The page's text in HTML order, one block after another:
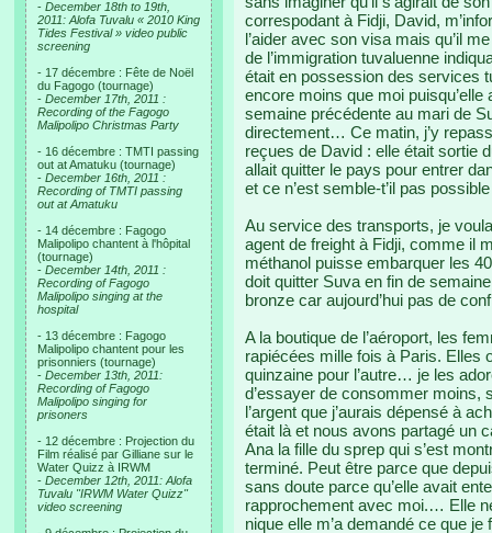
- December 18th to 19th,
2011: Alofa Tuvalu « 2010 King
Tides Festival » video public
screening
- 17 décembre : Fête de Noël
du Fagogo (tournage)
- December 17th, 2011 :
Recording of the Fagogo
Malipolipo Christmas Party
- 16 décembre : TMTI passing
out at Amatuku (tournage)
- December 16th, 2011 :
Recording of TMTI passing
out at Amatuku
- 14 décembre : Fagogo
Malipolipo chantent à l'hôpital
(tournage)
- December 14th, 2011 :
Recording of Fagogo
Malipolipo singing at the
hospital
- 13 décembre : Fagogo
Malipolipo chantent pour les
prisonniers (tournage)
- December 13th, 2011:
Recording of Fagogo
Malipolipo singing for
prisoners
- 12 décembre : Projection du
Film réalisé par Gilliane sur le
Water Quizz à IRWM
- December 12th, 2011: Alofa
Tuvalu "IRWM Water Quizz"
video screening
correspodant à Fidji, David,
l’aider avec son visa mais qu’il
de l’immigration tuvaluenne
était en possession des services
encore moins que moi
semaine précédente au mari de
directement… Ce matin, j’y
reçues de David : elle était sortie
allait quitter le pays pour entrer
et ce n’est semble-t’il pas
Au service des transports, je
agent de freight à Fidji, comme il
méthanol puisse embarquer les
doit quitter Suva en fin de
bronze car aujourd’hui pas de
A la boutique de l’aéroport, les
rapiécées mille fois à Paris. Elles
quinzaine pour l’autre… je les
d’essayer de consommer moins,
l’argent que j’aurais dépensé à
était là et nous avons partagé un
Ana la fille du sprep qui s’est
terminé. Peut être parce que
sans doute parce qu’elle avait
rapprochement avec moi.… Elle
nique elle m’a demandé ce que